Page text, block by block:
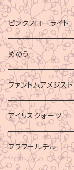
ピンクフローライト
めのう
ファントムアメジスト
アイリスクォーツ
フラワールチル